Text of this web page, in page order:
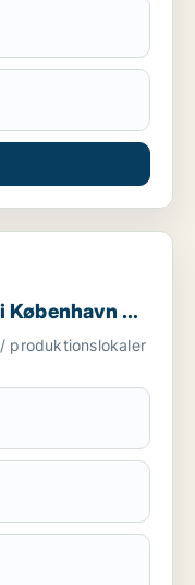
til leje i
K,
m.fl.
produktionslokaler